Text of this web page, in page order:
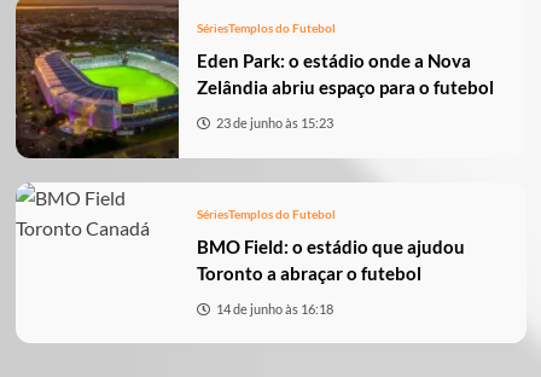
SériesTemplos do Futebol
Eden Park: o estádio onde a Nova
Zelândia abriu espaço para o futebol
23 de junho às 15:23
SériesTemplos do Futebol
BMO Field: o estádio que ajudou
Toronto a abraçar o futebol
14 de junho às 16:18